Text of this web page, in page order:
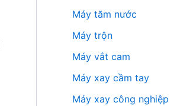
Máy tăm nước
Máy trộn
Máy vắt cam
Máy xay cầm tay
Máy xay công nghiệp